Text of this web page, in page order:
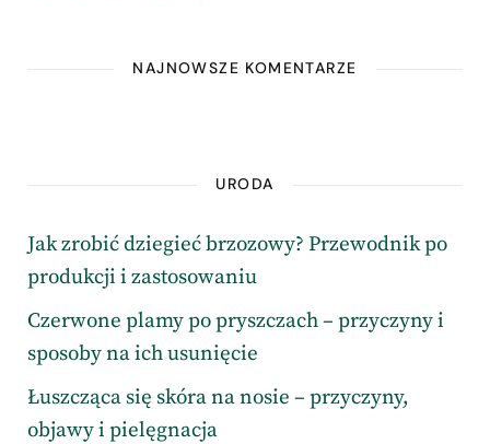
NAJNOWSZE KOMENTARZE
URODA
Jak zrobić dziegieć brzozowy? Przewodnik po
produkcji i zastosowaniu
Czerwone plamy po pryszczach – przyczyny i
sposoby na ich usunięcie
Łuszcząca się skóra na nosie – przyczyny,
objawy i pielęgnacja